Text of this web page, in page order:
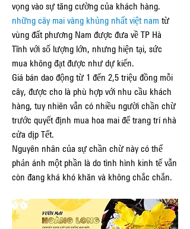
vọng vào sự tăng cường của khách hàng.
những cây mai vàng khủng nhất việt nam từ
vùng đất phương Nam được đưa về TP Hà
Tĩnh với số lượng lớn, nhưng hiện tại, sức
mua không đạt được như dự kiến.
Giá bán dao động từ 1 đến 2,5 triệu đồng mỗi
cây, được cho là phù hợp với nhu cầu khách
hàng, tuy nhiên vẫn có nhiều người chần chừ
trước quyết định mua hoa mai để trang trí nhà
cửa dịp Tết.
Nguyên nhân của sự chần chừ này có thể
phản ánh một phần là do tình hình kinh tế vẫn
còn đang khá khó khăn và không chắc chắn.